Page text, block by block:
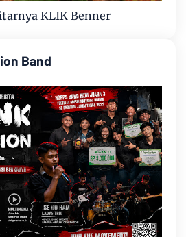
KLIK Benner
Band